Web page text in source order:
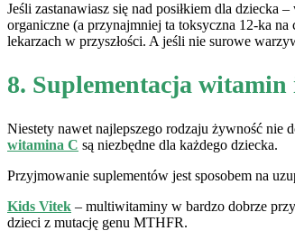
Jeśli zastanawiasz się nad posiłkiem dla
organiczne (a przynajmniej ta toksyczna 12-ka
lekarzach w przyszłości. A jeśli nie surowe
8. Suplementacja witamin
Niestety nawet najlepszego rodzaju żywność nie
witamina C są niezbędne dla każdego dziecka.
Przyjmowanie suplementów jest sposobem na
Kids Vitek – multiwitaminy w bardzo dobrze
dzieci z mutację genu MTHFR.